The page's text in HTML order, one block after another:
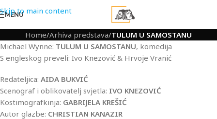
Skip to main content
MENU
Home/Arhiva predstava/TULUM U SAMOSTANU
Michael Wynne: TULUM U SAMOSTANU, komedija
S engleskog preveli: Ivo Knezović & Hrvoje Vranić
Redateljica: AIDA BUKVIĆ
Scenograf i oblikovatelj svjetla: IVO KNEZOVIĆ
Kostimografkinja: GABRIJELA KREŠIĆ
Autor glazbe: CHRISTIAN KANAZIR